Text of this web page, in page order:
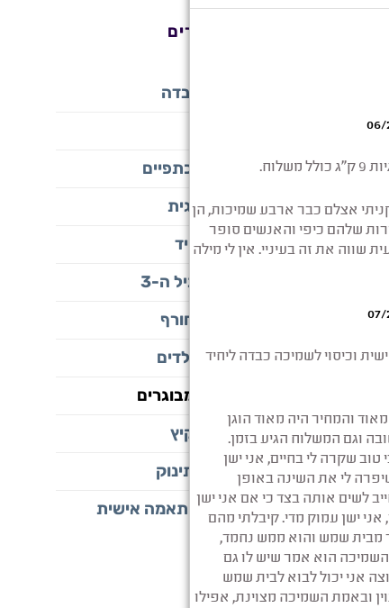
₪240.
קטגוריות מוצרים
כיסוי לשמיכה כבדה
שלים - שמיכת כתפיים
שמיכה כבדה זוגית
שמיכה כבדה יחיד
שמיכה כבדה לגיל ה-3
שמיכה כבדה לחורף
שמיכה כבדה לילדים
שמיכה כבדה למבוגרים
שמיכה כבדה לקיץ
שמיכה כבדה לתינוק
שמיכת כובד בהתאמה אישית